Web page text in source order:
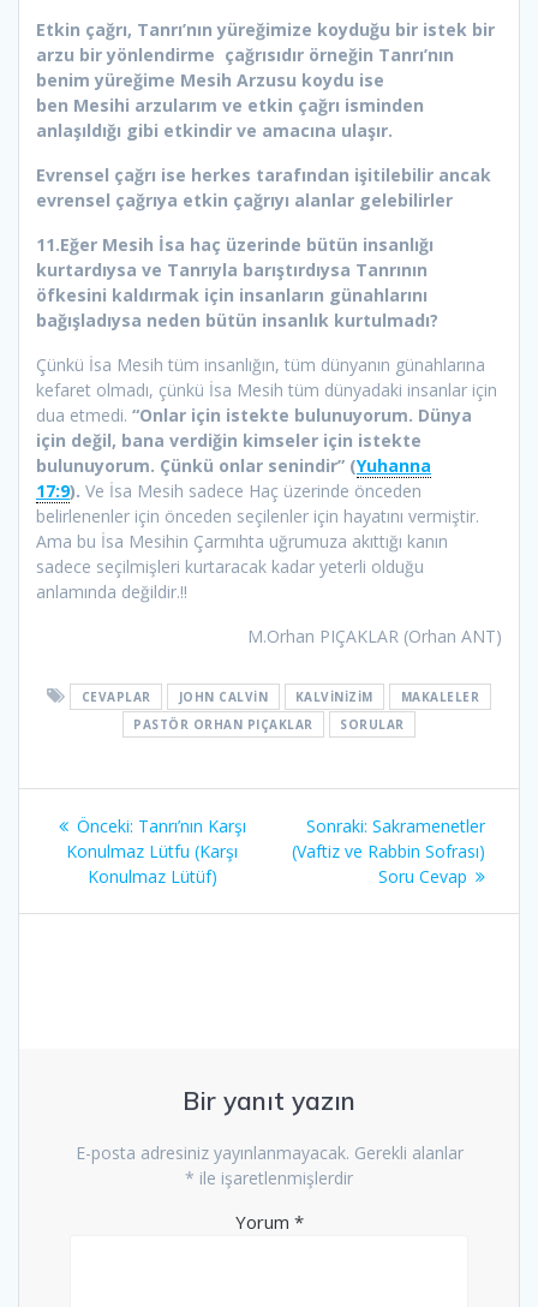
Etkin çağrı, Tanrı’nın yüreğimize koyduğu bir istek bir
arzu bir yönlendirme çağrısıdır örneğin Tanrı’nın
benim yüreğime Mesih Arzusu koydu ise
ben Mesihi arzularım ve etkin çağrı isminden
anlaşıldığı gibi etkindir ve amacına ulaşır.
Evrensel çağrı ise herkes tarafından işitilebilir ancak
evrensel çağrıya etkin çağrıyı alanlar gelebilirler
11.Eğer Mesih İsa haç üzerinde bütün insanlığı
kurtardıysa ve Tanrıyla barıştırdıysa Tanrının
öfkesini kaldırmak için insanların günahlarını
bağışladıysa neden bütün insanlık kurtulmadı?
Çünkü İsa Mesih tüm insanlığın, tüm dünyanın günahlarına
kefaret olmadı, çünkü İsa Mesih tüm dünyadaki insanlar için
dua etmedi. “Onlar için istekte bulunuyorum. Dünya
için değil, bana verdiğin kimseler için istekte
bulunuyorum. Çünkü onlar senindir” (Yuhanna
17:9). Ve İsa Mesih sadece Haç üzerinde önceden
belirlenenler için önceden seçilenler için hayatını vermiştir.
Ama bu İsa Mesihin Çarmıhta uğrumuza akıttığı kanın
sadece seçilmişleri kurtaracak kadar yeterli olduğu
anlamında değildir.!!
M.Orhan PIÇAKLAR (Orhan ANT)
CEVAPLAR JOHN CALVIN KALVINIZIM
MAKALELER
PASTÖR ORHAN PIÇAKLAR
SORULAR
Yazı
gezinmesi
Önceki: Önceki
yazı:
Tanrı’nın Karşı
Konulmaz Lütfu (Karşı
Konulmaz Lütüf)
Sonraki: Sonraki
yazı:
Sakramenetler
(Vaftiz ve Rabbin Sofrası)
Soru Cevap
Bir yanıt yazın
E-posta adresiniz yayınlanmayacak. Gerekli alanlar
* ile işaretlenmişlerdir
Yorum *